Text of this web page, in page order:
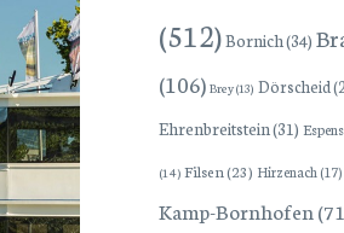
(512)Bornich(34)
(106) Brey(13) Dörscheid
Ehrenbreitstein(31)
(14) Filsen(23) Hirzenach (17)
Kamp-Bornhofen